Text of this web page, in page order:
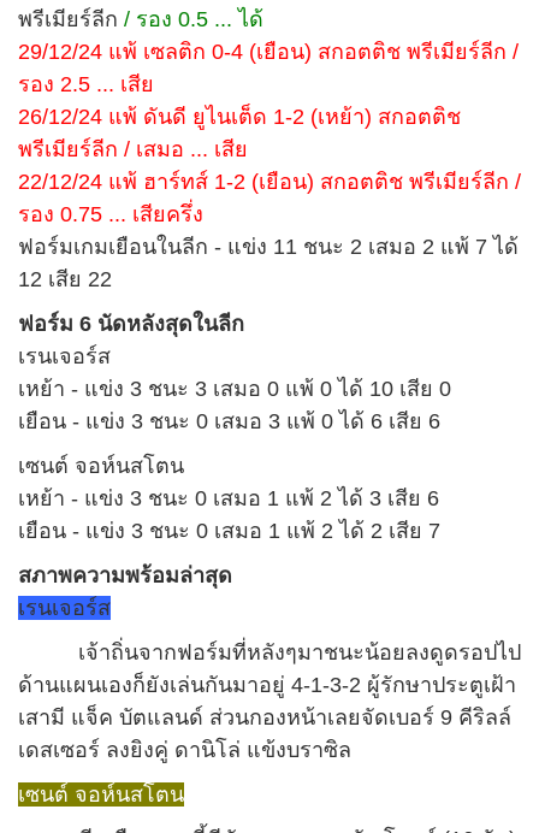
พรีเมียร์ลีก / รอง 0.5 ... ได้
29/12/24 แพ้ เซลติก 0-4 (เยือน) สกอตติช พรีเมียร์ลีก /
รอง 2.5 ... เสีย
26/12/24 แพ้ ดันดี ยูไนเต็ด 1-2 (เหย้า) สกอตติช
พรีเมียร์ลีก / เสมอ ... เสีย
22/12/24 แพ้ ฮาร์ทส์ 1-2 (เยือน) สกอตติช พรีเมียร์ลีก /
รอง 0.75 ... เสียครึ่ง
ฟอร์มเกมเยือนในลีก - แข่ง 11 ชนะ 2 เสมอ 2 แพ้ 7 ได้
12 เสีย 22
ฟอร์ม 6 นัดหลังสุดในลีก
เรนเจอร์ส
เหย้า - แข่ง 3 ชนะ 3 เสมอ 0 แพ้ 0 ได้ 10 เสีย 0
เยือน - แข่ง 3 ชนะ 0 เสมอ 3 แพ้ 0 ได้ 6 เสีย 6
เซนต์ จอห์นสโตน
เหย้า - แข่ง 3 ชนะ 0 เสมอ 1 แพ้ 2 ได้ 3 เสีย 6
เยือน - แข่ง 3 ชนะ 0 เสมอ 1 แพ้ 2 ได้ 2 เสีย 7
สภาพความพร้อมล่าสุด
เรนเจอร์ส
เจ้าถิ่นจากฟอร์มที่หลังๆมาชนะน้อยลงดูดรอปไป
ด้านแผนเองก็ยังเล่นกันมาอยู่ 4-1-3-2 ผู้รักษาประตูเฝ้า
เสามี แจ็ค บัตแลนด์ ส่วนกองหน้าเลยจัดเบอร์ 9 คีริลล์
เดสเซอร์ ลงยิงคู่ ดานิโล่ แข้งบราซิล
เซนต์ จอห์นสโตน